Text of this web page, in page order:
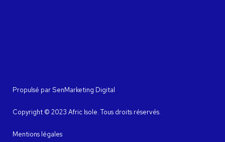
Propulsé par SenMarketing Digital
Copyright © 2023 Afric Isole. Tous droits réservés.
Mentions légales